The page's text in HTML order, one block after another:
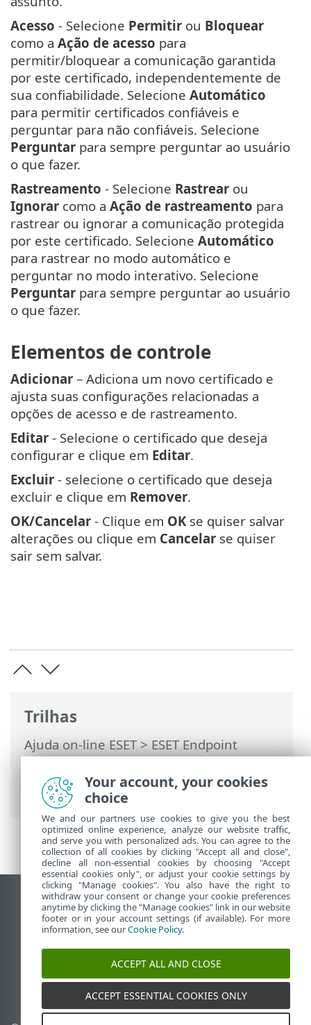
Trilhas
Ajuda on-line ESET>ESET Endpoint
Security>Configuração avançada>
Proteções>SSL/TLS> Regras do
certificado
Acesso - Selecione Permitir ou Bloquear
como a Ação de acesso para
permitir/bloquear a comunicação garantida
por este certificado, independentemente de
sua confiabilidade. Selecione Automático
para permitir certificados confiáveis e
perguntar para não confiáveis. Selecione
Perguntar para sempre perguntar ao usuário
o que fazer.
Rastreamento - Selecione Rastrear ou
Ignorar como a Ação de rastreamento para
rastrear ou ignorar a comunicação protegida
por este certificado. Selecione Automático
para rastrear no modo automático e
perguntar no modo interativo. Selecione
Perguntar para sempre perguntar ao usuário
o que fazer.
Elementos de controle
Adicionar – Adiciona um novo certificado e
ajusta suas configurações relacionadas a
opções de acesso e de rastreamento.
Editar - Selecione o certificado que deseja
configurar e clique em Editar.
Excluir - selecione o certificado que deseja
excluir e clique em Remover.
OK/Cancelar - Clique em OKse quiser salvar
alterações ou clique em Cancelar se quiser
sair sem salvar.
Ver site para desktop
End of Life
Base de conhecimento ESET
Fórum ESET
ESET Status Portal
Suporte regional
Your account, your cookies
choice
We and our partners use cookies to give you the best
optimized online experience, analyze our website traffic,
and serve you with personalized ads. You can agree to the
collection of all cookies by clicking "Accept all and close",
decline all non-essential cookies by choosing "Accept
essential cookies only", or adjust your cookie settings by
clicking "Manage cookies". You also have the right to
withdraw your consent or change your cookie preferences
anytime by clicking the "Manage cookies" link in our website
footer or in your account settings (if available). For more
information, see ourCookie Policy.
ACCEPT ALL AND CLOSE
ACCEPT ESSENTIAL COOKIES ONLY